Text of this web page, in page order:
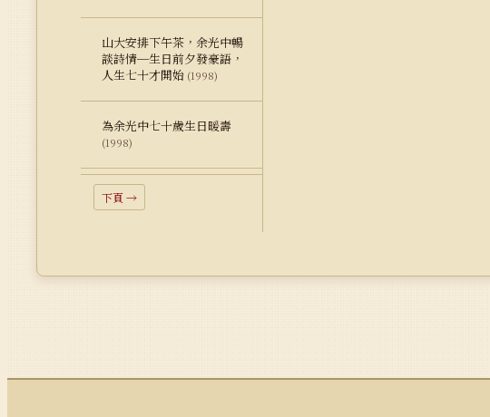
山大安排下午茶，余光中暢
談詩情─生日前夕發豪語，
人生七十才開始 (1998)
為余光中七十歲生日暖壽
(1998)
下頁 →